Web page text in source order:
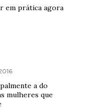
em prática agora
a do
mulheres que